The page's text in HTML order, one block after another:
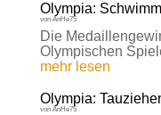
Olympia:
von AnHe75
Die
Olympischen
mehr lesen
Olympia:
von AnHe75